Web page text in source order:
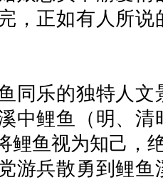
，正如有人所
同乐的独特人
中鲤鱼（明、
鲤鱼视为知己，
游兵散勇到鲤